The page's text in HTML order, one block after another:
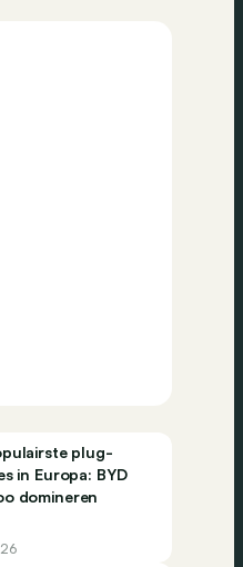
plug-
in Europa: BYD
domineren